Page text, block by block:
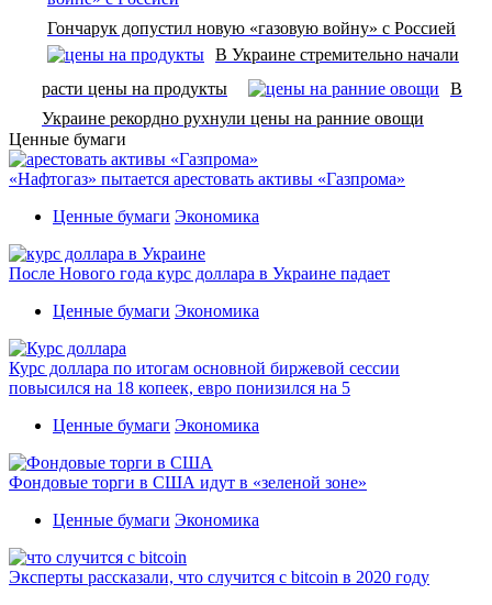
Гончарук допустил новую «газовую войну» с Россией
В Украине стремительно начали
расти цены на продукты
В
Украине рекордно рухнули цены на ранние овощи
Ценные бумаги
«Нафтогаз» пытается арестовать активы «Газпрома»
Ценные бумаги Экономика
После Нового года курс доллара в Украине падает
Ценные бумаги Экономика
Курс доллара по итогам основной биржевой сессии
повысился на 18 копеек, евро понизился на 5
Ценные бумаги Экономика
Фондовые торги в США идут в «зеленой зоне»
Ценные бумаги Экономика
Эксперты рассказали, что случится с bitcoin в 2020 году